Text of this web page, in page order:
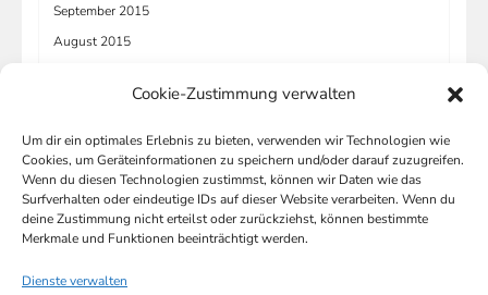
Cookie-Zustimmung verwalten
Um dir ein optimales Erlebnis zu bieten, verwenden wir Technologien wie
Cookies, um Geräteinformationen zu speichern und/oder darauf zuzugreifen.
Wenn du diesen Technologien zustimmst, können wir Daten wie das
Surfverhalten oder eindeutige IDs auf dieser Website verarbeiten. Wenn du
deine Zustimmung nicht erteilst oder zurückziehst, können bestimmte
Merkmale und Funktionen beeinträchtigt werden.
Dienste verwalten
September 2015
August 2015
Mai 2015
April 2015
März 2015
Februar 2015
Dezember 2014